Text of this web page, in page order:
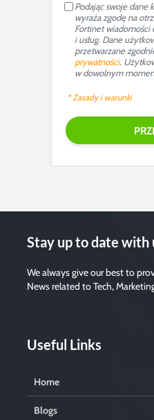
Podając swoje dane
wyraża zgodę na
Fortinet
i usług. Dane
przetwarzane
prywatności.
w dowolnym
* Zasady i warunki
Stay up to date with
We always give our best to
News related to Tech,
Useful Links
Home
Blogs